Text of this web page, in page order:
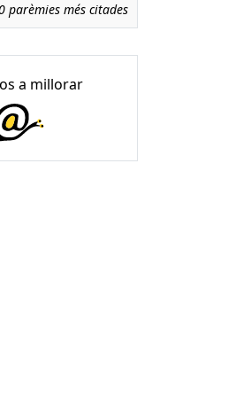
parèmies més citades
a millorar